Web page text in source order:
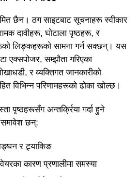
छैन। ठग साइटबाट सूचनाहरू स्वीकार
दावीहरू, घोटाला पृष्ठहरू, र
लिङ्कहरूको सामना गर्न सक्छन्। यस
एक्सपोजर, सम्झौता गरिएका
र व्यक्तिगत जानकारीको
परिणामहरूको ढोका खोल्छ।
पृष्ठहरूसँग अन्तर्क्रिया गर्दा हुने
समावेश छन्:
र ट्र्याकिङ
कारण प्रणालीमा समस्या